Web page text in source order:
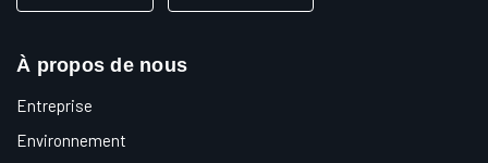
À propos de nous
Entreprise
Environnement